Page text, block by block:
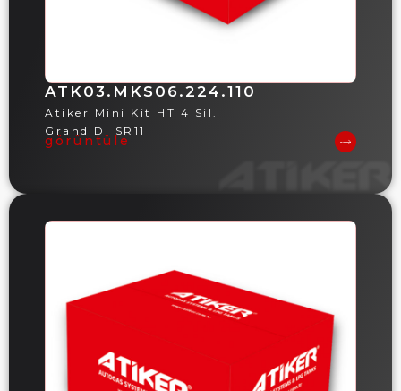
ATK03.MKS06.224.110
Atiker Mini Kit HT 4 Sil.
Grand DI SR11
görüntüle